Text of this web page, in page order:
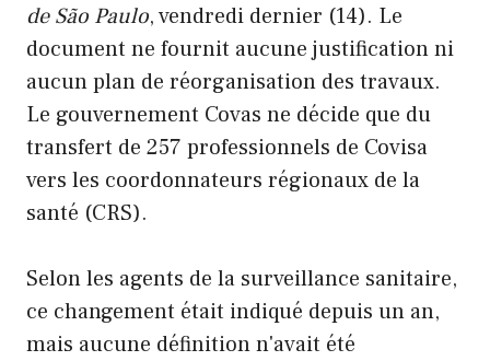
de São Paulo, vendredi dernier (14). Le
document ne fournit aucune justification ni
aucun plan de réorganisation des travaux.
Le gouvernement Covas ne décide que du
transfert de 257 professionnels de Covisa
vers les coordonnateurs régionaux de la
santé (CRS).
Selon les agents de la surveillance sanitaire,
ce changement était indiqué depuis un an,
mais aucune définition n'avait été